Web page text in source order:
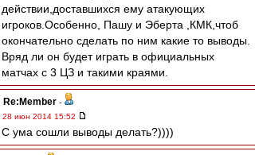
действии,доставшихся ему атакующих
игроков.Особенно, Пашу и Эберта ,КМК,чтоб
окончательно сделать по ним какие то выводы.
Вряд ли он будет играть в официальных
матчах с 3 ЦЗ и такими краями.
Re:Member -
28 июн 2014 15:52
С ума сошли выводы делать?))))